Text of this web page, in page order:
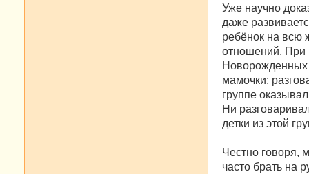
о
щ
е
и
е
Уже научно
даже
ребёнок на всю
отношений. При
Новорожденных
мамочки:
группе
Ни
детки из этой
Честно говоря,
часто брать на